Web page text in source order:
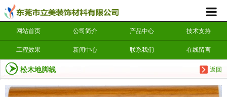
网站首页 公司简介 产品中心 技术支持
工程效果 新闻中心 联系我们 在线留言
返回
松木地脚线